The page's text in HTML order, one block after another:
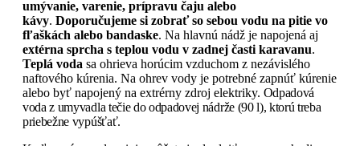
umývanie, varenie, prípravu čaju alebo
kávy. Doporučujeme si zobrať so sebou vodu na pitie vo
fľaškách alebo bandaske. Na hlavnú nádž je napojená aj
extérna sprcha s teplou vodu v zadnej časti karavanu.
Teplá voda sa ohrieva horúcim vzduchom z nezávislého
naftového kúrenia. Na ohrev vody je potrebné zapnúť kúrenie
alebo byť napojený na extrérny zdroj elektriky. Odpadová
voda z umyvadla tečie do odpadovej nádrže (90 l), ktorú treba
priebežne vypúšťať.